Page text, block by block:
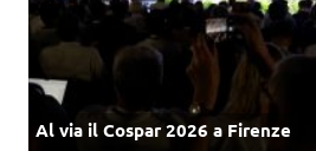
Al via il Cospar 2026 a Firenze